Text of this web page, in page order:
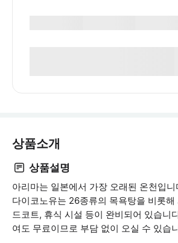
상품소개
상품설명
아리마는 일본에서 가장 오래된 온천입니
다이코노유는 26종류의 목욕탕을 비롯해
드코트, 휴식 시설 등이 완비되어 있습니
여도 무료이므로 부담 없이 오실 수 있습